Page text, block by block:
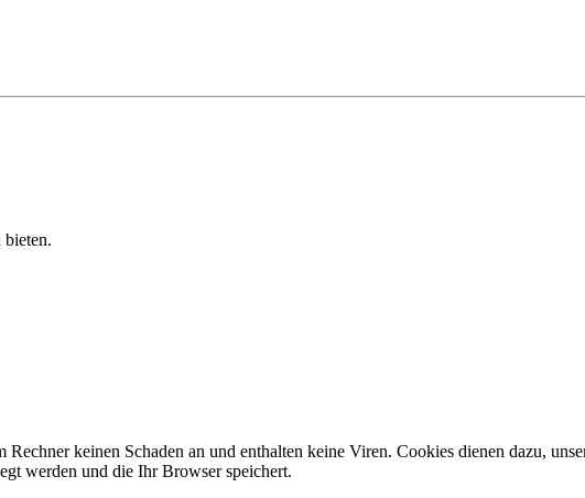
keinen Schaden an und enthalten keine Viren. Cookies dienen dazu,
werden und die Ihr Browser speichert.